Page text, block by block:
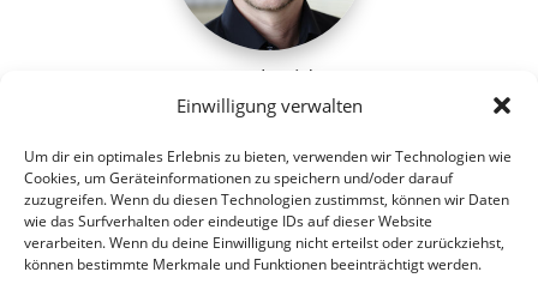
Einwilligung verwalten
Um dir ein optimales Erlebnis zu bieten, verwenden wir Technologien wie
Cookies, um Geräteinformationen zu speichern und/oder darauf
zuzugreifen. Wenn du diesen Technologien zustimmst, können wir Daten
wie das Surfverhalten oder eindeutige IDs auf dieser Website
verarbeiten. Wenn du deine Einwilligung nicht erteilst oder zurückziehst,
können bestimmte Merkmale und Funktionen beeinträchtigt werden.
Anton Schmid
Vertriebsleiter
T +49(0)8252-
91001-13
E-Mail Kontakt